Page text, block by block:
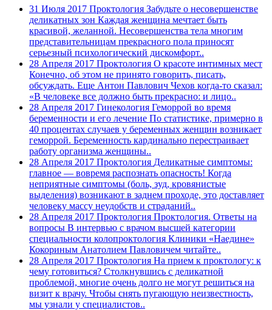
31 Июля 2017 Проктология Забудьте о несовершенстве
деликатных зон Каждая женщина мечтает быть
красивой, желанной. Несовершенства тела многим
представительницам прекрасного пола приносят
серьезный психологический дискомфорт..
28 Апреля 2017 Проктология О красоте интимных мест
Конечно, об этом не принято говорить, писать,
обсуждать. Еще Антон Павлович Чехов когда-то сказал:
«В человеке все должно быть прекрасно: и лицо..
28 Апреля 2017 Гинекология Геморрой во время
беременности и его лечение По статистике, примерно в
40 процентах случаев у беременных женщин возникает
геморрой. Беременность кардинально перестраивает
работу организма женщины..
28 Апреля 2017 Проктология Деликатные симптомы:
главное — вовремя распознать опасность! Когда
неприятные симптомы (боль, зуд, кровянистые
выделения) возникают в заднем проходе, это доставляет
человеку массу неудобств и страданий..
28 Апреля 2017 Проктология Проктология. Ответы на
вопросы В интервью с врачом высшей категории
специальности колопроктология Клиники «Наедине»
Кокориным Анатолием Павловичем читайте..
28 Апреля 2017 Проктология На прием к проктологу: к
чему готовиться? Столкнувшись с деликатной
проблемой, многие очень долго не могут решиться на
визит к врачу. Чтобы снять пугающую неизвестность,
мы узнали у специалистов..